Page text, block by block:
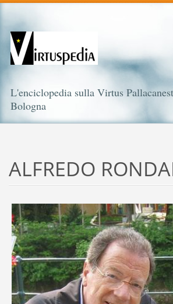
L'enciclopedia sulla Virtus
Bologna
ALFREDO